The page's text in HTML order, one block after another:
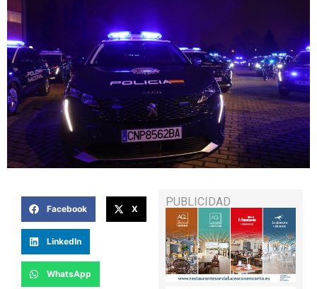
Facebook X
LinkedIn
WhatsApp
PUBLICIDAD